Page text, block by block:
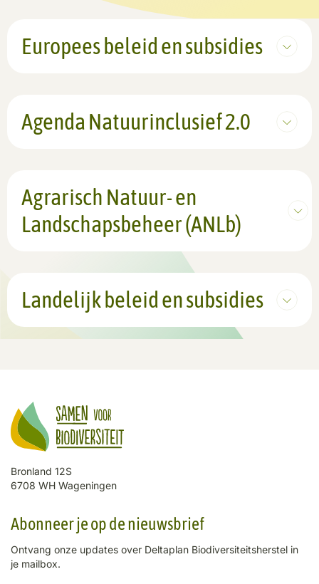
Europees beleid en subsidies
Agenda Natuurinclusief 2.0
Agrarisch Natuur- en
Landschapsbeheer (ANLb)
Landelijk beleid en subsidies
Bronland 12S
6708 WH Wageningen
Abonneer je op de nieuwsbrief
Ontvang onze updates over Deltaplan Biodiversiteitsherstel in
je mailbox.